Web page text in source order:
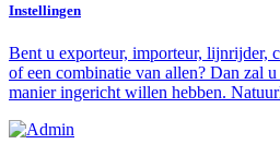
Instellingen
Bent u exporteur, importeur, lijnrijder,
of een combinatie van allen? Dan zal
manier ingericht willen hebben.